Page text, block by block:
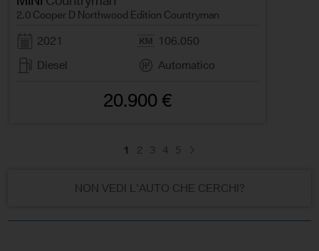
2.0 Cooper D Northwood Edition Countryman
2021
106.050
Diesel
Automatico
20.900 €
1 2 3 4 5
NON VEDI L'AUTO CHE CERCHI?